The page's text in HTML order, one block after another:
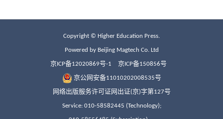
Copyright © Higher Education Press.
Powered by Beijing Magtech Co. Ltd
京ICP备12020869号-1 京ICP备150856号
京公网安备11010202008535号
网络出版服务许可证网出证(京)字第127号
Service: 010-58582445 (Technology);